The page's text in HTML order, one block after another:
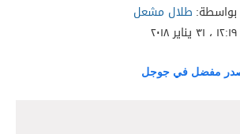
بواسطة: طلال مشعل
١٢:١٩ ، ٣١ يناير ٢٠١٨
مفضل في جوجل